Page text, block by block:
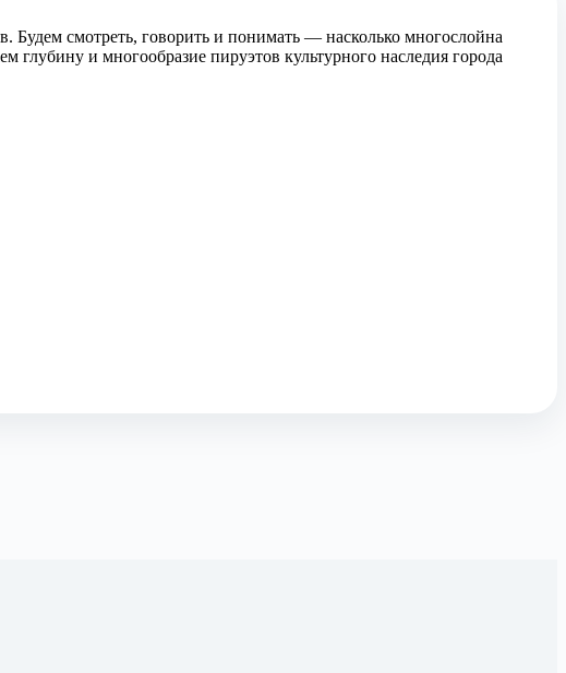
смотреть, говорить и понимать — насколько многослойна
глубину и многообразие пируэтов культурного наследия города